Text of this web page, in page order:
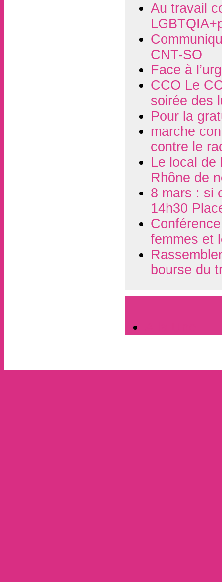
Au travail
CNT-SO
Face à
CCO Le
soirée des
Pour la
marche
contre le
Le local de
Rhône de
8 mars : si
14h30
femmes et
bourse du